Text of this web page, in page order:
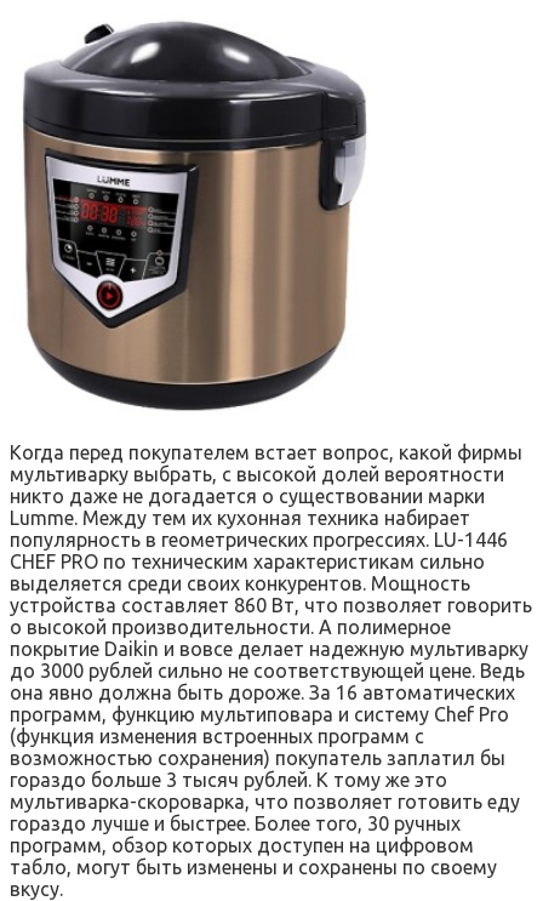
Когда перед покупателем встает вопрос, какой фирмы
мультиварку выбрать, с высокой долей вероятности
никто даже не догадается о существовании марки
Lumme. Между тем их кухонная техника набирает
популярность в геометрических прогрессиях. LU-1446
CHEF PRO по техническим характеристикам сильно
выделяется среди своих конкурентов. Мощность
устройства составляет 860 Вт, что позволяет говорить
о высокой производительности. А полимерное
покрытие Daikin и вовсе делает надежную мультиварку
до 3000 рублей сильно не соответствующей цене. Ведь
она явно должна быть дороже. За 16 автоматических
программ, функцию мультиповара и систему Chef Pro
(функция изменения встроенных программ с
возможностью сохранения) покупатель заплатил бы
гораздо больше 3 тысяч рублей. К тому же это
мультиварка-скороварка, что позволяет готовить еду
гораздо лучше и быстрее. Более того, 30 ручных
программ, обзор которых доступен на цифровом
табло, могут быть изменены и сохранены по своему
вкусу.